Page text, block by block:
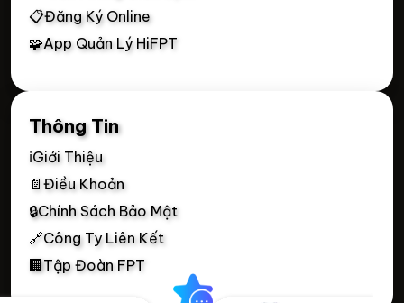
📋Đăng Ký Online
🧩App Quản Lý HiFPT
Thông Tin
ℹ️Giới Thiệu
📄Điều Khoản
🔒Chính Sách Bảo Mật
🔗Công Ty Liên Kết
🏢Tập Đoàn FPT